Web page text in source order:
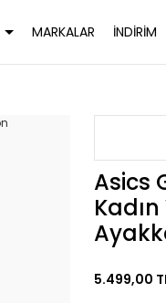
MARKALAR İNDİRİM
Asics
5.499,00